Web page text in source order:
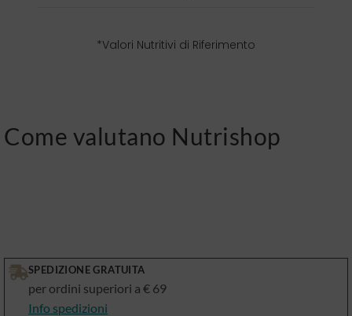
*Valori Nutritivi di Riferimento
Come valutano Nutrishop
SPEDIZIONE GRATUITA
per ordini superiori a € 69
Info spedizioni